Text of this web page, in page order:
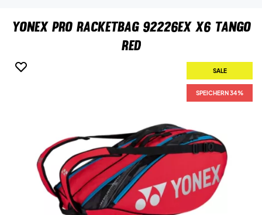
Yonex Pro Racketbag 92226EX X6 Tango
Red
SALE
SPEICHERN 34%